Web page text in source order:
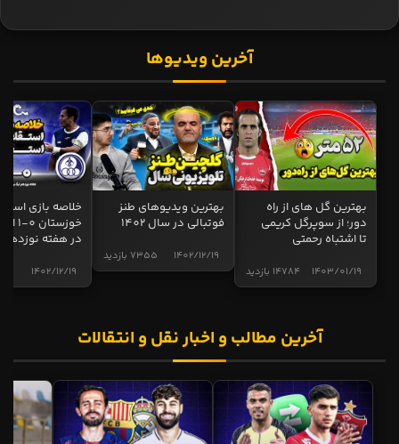
آخرین ویدیوها
بهترین گل های از راه
دور؛ از سوپرگل کریمی
تا اشتباه رحمتی
14784 بازدید 1403/01/19
بهترین ویدیوهای طنز
فوتبالی در سال 1402
7355 بازدید 1402/12/19
خلاصه بازی
در هفته نوزدهم
1402/12/19
آخرین مطالب و اخبار نقل و انتقالات